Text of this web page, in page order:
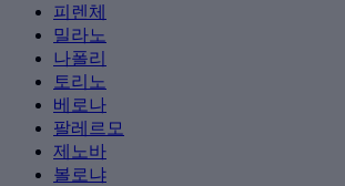
피렌체
밀라노
나폴리
토리노
베로나
팔레르모
제노바
볼로냐